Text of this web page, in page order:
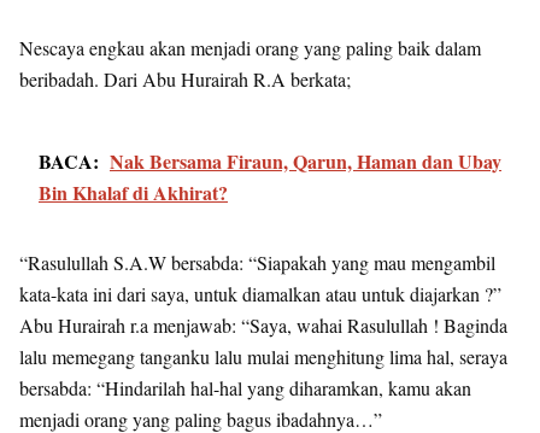
Nescaya engkau akan menjadi orang yang paling baik dalam
beribadah. Dari Abu Hurairah R.A berkata;
BACA: Nak Bersama Firaun, Qarun, Haman dan Ubay
Bin Khalaf di Akhirat?
“Rasulullah S.A.W bersabda: “Siapakah yang mau mengambil
kata-kata ini dari saya, untuk diamalkan atau untuk diajarkan ?”
Abu Hurairah r.a menjawab: “Saya, wahai Rasulullah ! Baginda
lalu memegang tanganku lalu mulai menghitung lima hal, seraya
bersabda: “Hindarilah hal-hal yang diharamkan, kamu akan
menjadi orang yang paling bagus ibadahnya…”